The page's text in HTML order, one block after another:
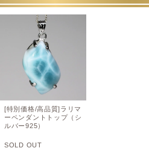
[特別価格/高品質]ラリマ
ーペンダントトップ（シ
ルバー925）
SOLD OUT